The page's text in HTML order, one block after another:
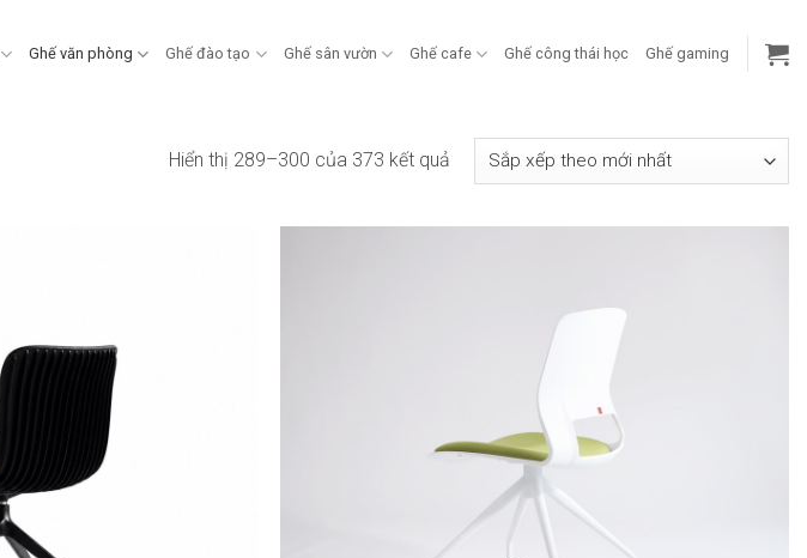
Ghế văn phòng Ghế đào tạo Ghế sân vườn Ghế cafe Ghế công thái học Ghế gaming
Hiển thị 289–300 của 373 kết quảĐã
sắp